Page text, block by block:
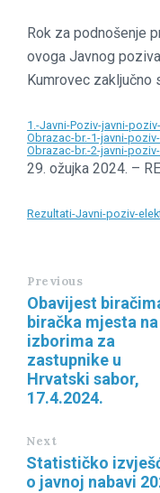
Rok za podnošenje
ovoga Javnog
Kumrovec zaključno
1.-Javni-Poziv-javni-
Obrazac-br.-1-javni-
Obrazac-br.-2-javni-
29. ožujka 2024. –
Rezultati-Javni-poziv-
Previous
Obavijest
biračka mjesta na
izborima za
zastupnike u
Hrvatski sabor,
17.4.2024.
Next
Statističko
o javnoj nabavi